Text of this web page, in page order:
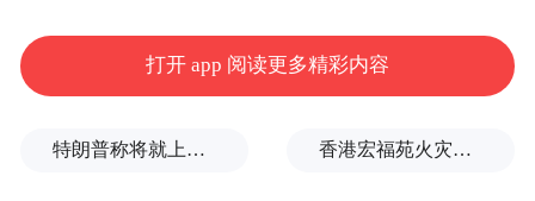
打开 app 阅读更多精彩内容
特朗普称将就上诉法院涉白宫宴会厅项目裁决提起上诉 香港宏福苑火灾跨部门调查最终报告：大火或由烟头引起